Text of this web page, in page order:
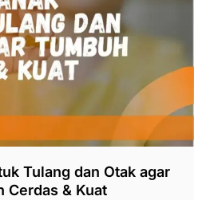
Tulang dan Otak agar
Cerdas & Kuat